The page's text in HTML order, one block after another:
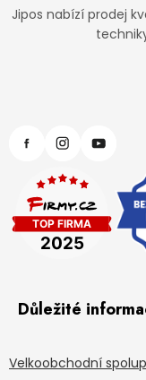
Jipos nabízí prodej
Důležité
Velkoobchodní